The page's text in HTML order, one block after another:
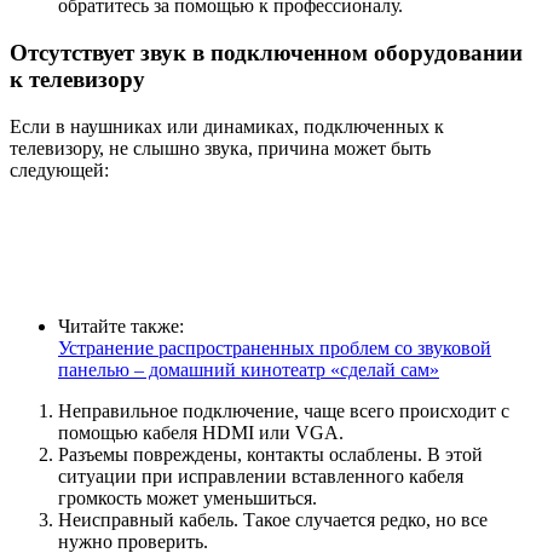
обратитесь за помощью к профессионалу.
Отсутствует звук в подключенном оборудовании
к телевизору
Если в наушниках или динамиках, подключенных к
телевизору, не слышно звука, причина может быть
следующей:
Читайте также:
Устранение распространенных проблем со звуковой
панелью – домашний кинотеатр «сделай сам»
Неправильное подключение, чаще всего происходит с
помощью кабеля HDMI или VGA.
Разъемы повреждены, контакты ослаблены. В этой
ситуации при исправлении вставленного кабеля
громкость может уменьшиться.
Неисправный кабель. Такое случается редко, но все
нужно проверить.